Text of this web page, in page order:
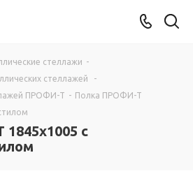
стеллажи -
стеллажей
-
ПРОФИ-Т - Полка ПРОФИ-Т
с